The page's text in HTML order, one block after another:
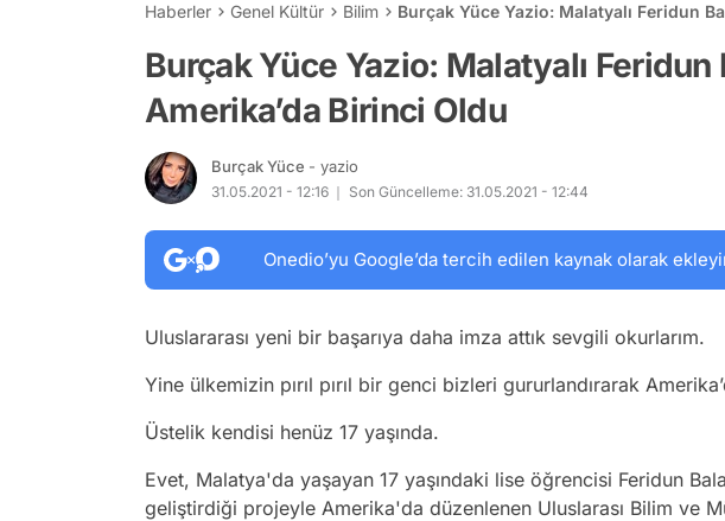
Haberler Genel Kültür Bilim Burçak Yüce Yazio: Malatyalı Feridun
Burçak Yüce Yazio: Malatyalı Feridun
Amerika’da Birinci Oldu
Burçak Yüce - yazio
31.05.2021 - 12:16 Son Güncelleme: 31.05.2021 - 12:44
Onedio’yu Google’da tercih edilen kaynak olarak
Uluslararası yeni bir başarıya daha imza attık sevgili okurlarım.
Yine ülkemizin pırıl pırıl bir genci bizleri gururlandırarak
Üstelik kendisi henüz 17 yaşında.
Evet, Malatya'da yaşayan 17 yaşındaki lise öğrencisi Feridun
geliştirdiği projeyle Amerika'da düzenlenen Uluslarası Bilim ve